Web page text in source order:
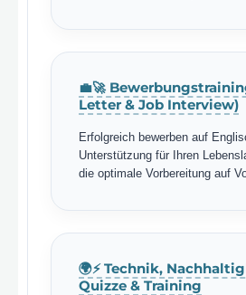
💼🚀
Letter & Job Interview)
Erfolgreich bewerben auf
Unterstützung für Ihren
die optimale Vorbereitung auf
🌍⚡ Technik,
Quizze & Training